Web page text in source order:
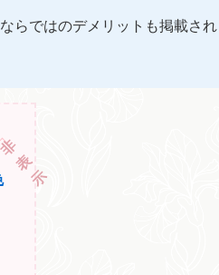
らではのデメリットも掲載され